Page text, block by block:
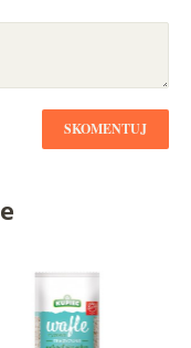
SKOMENTUJ